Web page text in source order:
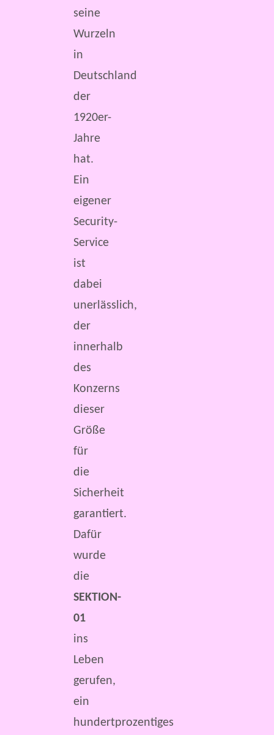
seine
Wurzeln
in
Deutschland
der
1920er-
Jahre
hat.
Ein
eigener
Security-
Service
ist
dabei
unerlässlich,
der
innerhalb
des
Konzerns
dieser
Größe
für
die
Sicherheit
garantiert.
Dafür
wurde
die
SEKTION-
01
ins
Leben
gerufen,
ein
hundertprozentiges